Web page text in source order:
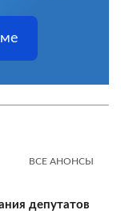
ВСЕ АНОНСЫ
депутатов